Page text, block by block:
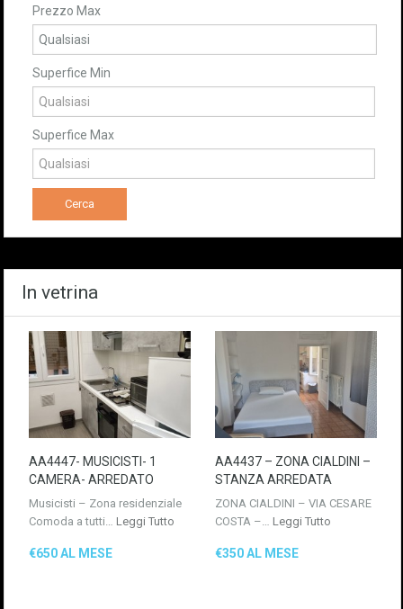
Prezzo Max
Superfice Min
Superfice Max
In vetrina
AA4447- MUSICISTI- 1
CAMERA- ARREDATO
Musicisti – Zona residenziale
Comoda a tutti… Leggi Tutto
€650 AL MESE
AA4437 – ZONA CIALDINI –
STANZA ARREDATA
ZONA CIALDINI – VIA CESARE
COSTA –… Leggi Tutto
€350 AL MESE